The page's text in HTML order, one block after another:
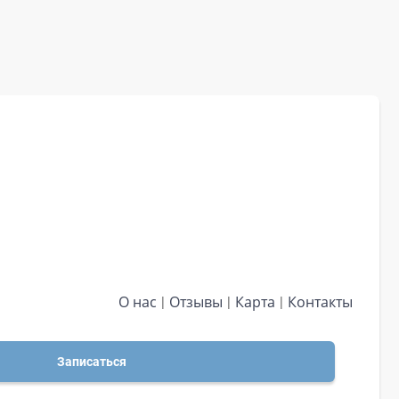
О нас Отзывы Карта Контакты
Записаться